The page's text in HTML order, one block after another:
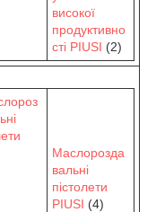
високої
продуктивно
сті PIUSI (2)
Маслорозда
вальні
пістолети
PIUSI (4)